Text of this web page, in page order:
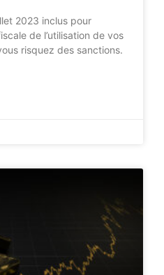
2023 inclus pour
de l’utilisation de vos
risquez des sanctions.